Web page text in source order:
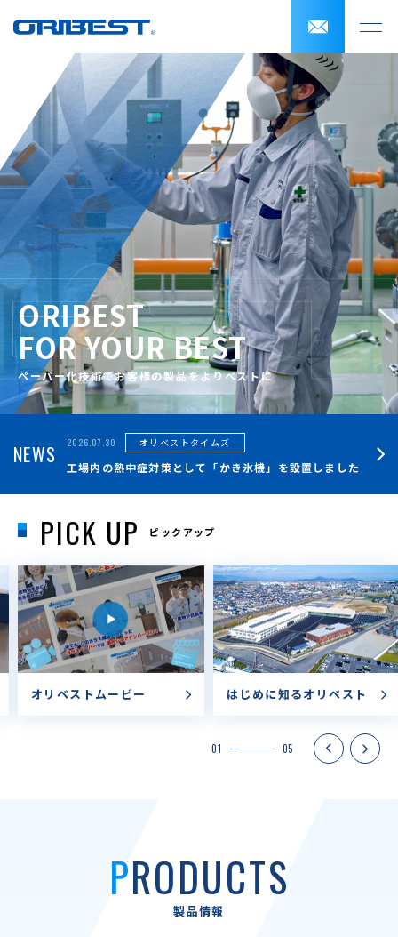
ORIBEST
FOR YOUR BEST
ペーパー化技術でお客様の製品をよりベストに
NEWS 2026.07.30 オリベストタイムズ
工場内の熱中症対策として「かき氷機」を設置しました
PICK UP ピックアップ
オリベストムービー はじめに知るオリベスト
01 05
PRODUCTS
製品情報